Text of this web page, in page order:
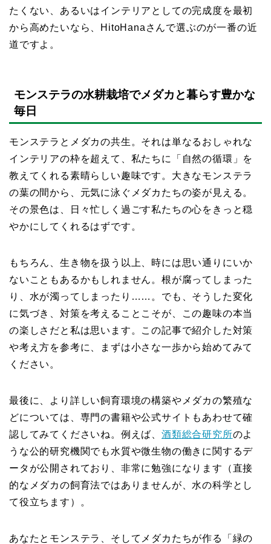
たくない、あるいはインテリアとしての完成度を最初
から高めたいなら、HitoHanaさんで選ぶのが一番の近
道ですよ。
モンステラの水耕栽培でメダカと暮らす豊かな
毎日
モンステラとメダカの共生。それは単なるおしゃれな
インテリアの枠を超えて、私たちに「自然の循環」を
教えてくれる素晴らしい趣味です。大きなモンステラ
の葉の間から、元気に泳ぐメダカたちの姿が見える。
その景色は、日々忙しく過ごす私たちの心をきっと穏
やかにしてくれるはずです。
もちろん、生き物を扱う以上、時には思い通りにいか
ないこともあるかもしれません。根が腐ってしまった
り、水が濁ってしまったり……。でも、そうした変化
に気づき、対策を考えることこそが、この趣味の本当
の楽しさだと私は思います。この記事で紹介した対策
や考え方を参考に、まずは小さな一歩から始めてみて
ください。
最後に、より詳しい飼育環境の構築やメダカの繁殖な
どについては、専門の書籍や公式サイトもあわせて確
認してみてくださいね。例えば、酒類総合研究所のよ
うな公的研究機関でも水質や微生物の働きに関するデ
ータが公開されており、非常に勉強になります（直接
的なメダカの飼育法ではありませんが、水の科学とし
て役立ちます）。
あなたとモンステラ、そしてメダカたちが作る「緑の